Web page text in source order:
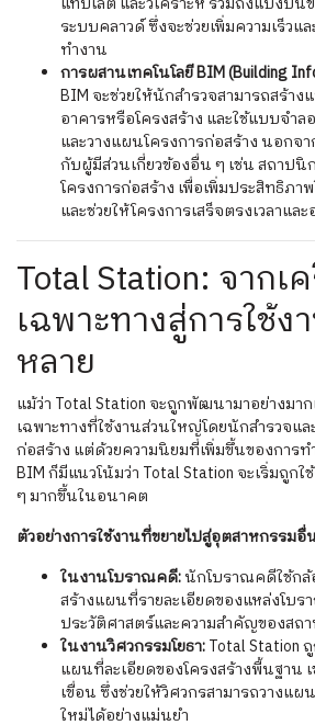
ระบบคลาวด์ ซึ่งจะช่วยเพิ่มความเร็วแ
ทำงาน
การผสานเทคโนโลยี BIM (Building
BIM จะช่วยให้นักสำรวจสามารถสร้า
อาคารหรือโครงสร้าง และใช้แบบจำล
และวางแผนโครงการก่อสร้าง นอกจ
กับผู้มีส่วนเกี่ยวข้องอื่น ๆ เช่น สถาปนิ
โครงการก่อสร้าง เพื่อเพิ่มประสิทธิภ
และช่วยให้โครงการเสร็จตรงเวลาแ
Total Station: จากเ
เฉพาะทางสู่การใช้
หลาย
แม้ว่า Total Station จะถูกพัฒนามาอย่างมา
เฉพาะทางที่ใช้งานส่วนใหญ่โดยนักสำรวจแ
ก่อสร้าง แต่ด้วยความนิยมที่เพิ่มขึ้นของการท
BIM ก็มีแนวโน้มว่า Total Station จะเริ่มถูก
ๆ มากขึ้นในอนาคต
ตัวอย่างการใช้งานที่ขยายไปสู่อุตสาหกรรมอื่
ในงานโบราณคดี:นักโบราณคดีใช้กล้
สร้างแผนที่รายละเอียดของแหล่งโบร
ประวัติศาสตร์และความสำคัญของสถ
ในงานวิศวกรรมโยธา:Total Station
แผนที่ละเอียดของโครงสร้างพื้นฐาน
เขื่อน ซึ่งช่วยให้วิศวกรสามารถวางแ
ใหม่ได้อย่างแม่นยำ